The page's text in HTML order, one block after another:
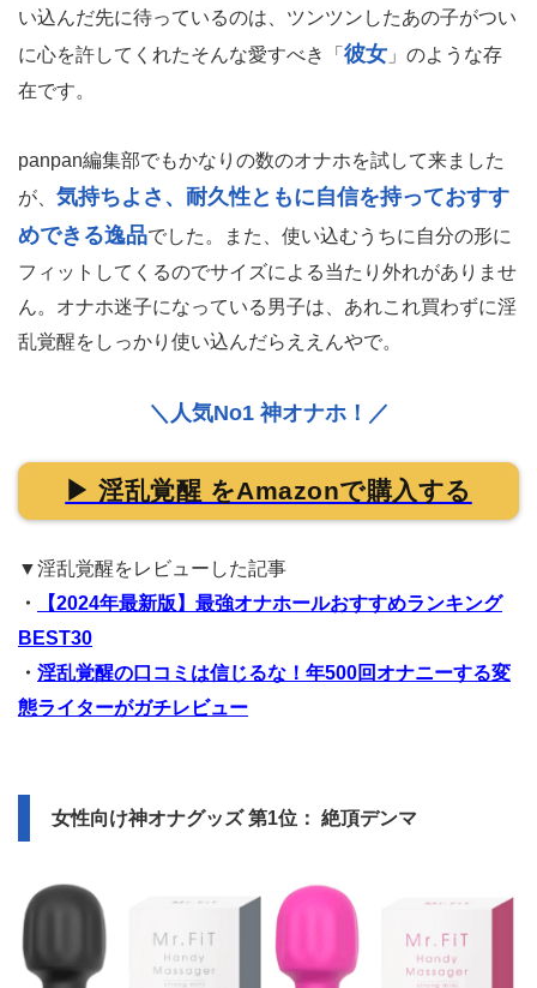
い込んだ先に待っているのは、ツンツンしたあの子がつい
に心を許してくれたそんな愛すべき「 彼女 」のような存
在です。
panpan編集部でもかなりの数のオナホを試して来ました
が、 気持ちよさ、耐久性ともに自信を持っておすす
めできる逸品でした。また、使い込むうちに自分の形に
フィットしてくるのでサイズによる当たり外れがありませ
ん。オナホ迷子になっている男子は、あれこれ買わずに淫
乱覚醒をしっかり使い込んだらええんやで。
＼人気No1 神オナホ！／
▶ 淫乱覚醒 をAmazonで購入する
▼淫乱覚醒をレビューした記事
・
【2024年最新版】最強オナホールおすすめランキング
BEST30
・ 淫乱覚醒の口コミは信じるな！年500回オナニーする変
態ライターがガチレビュー
女性向け神オナグッズ 第1位： 絶頂デンマ